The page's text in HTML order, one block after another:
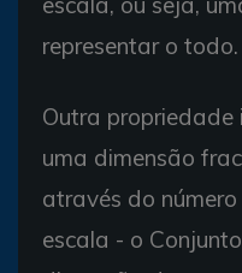
representar o todo.
Outra propriedade
uma dimensão
através do
escala - o